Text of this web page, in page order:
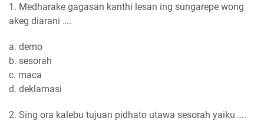
1. Medharake gagasan kanthi lesan ing sungarepe wong
akeg diarani ….
a. demo
b. sesorah
c. maca
d. deklamasi
2. Sing ora kalebu tujuan pidhato utawa sesorah yaiku ….